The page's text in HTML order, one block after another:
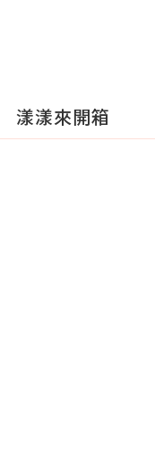
漾漾來開箱